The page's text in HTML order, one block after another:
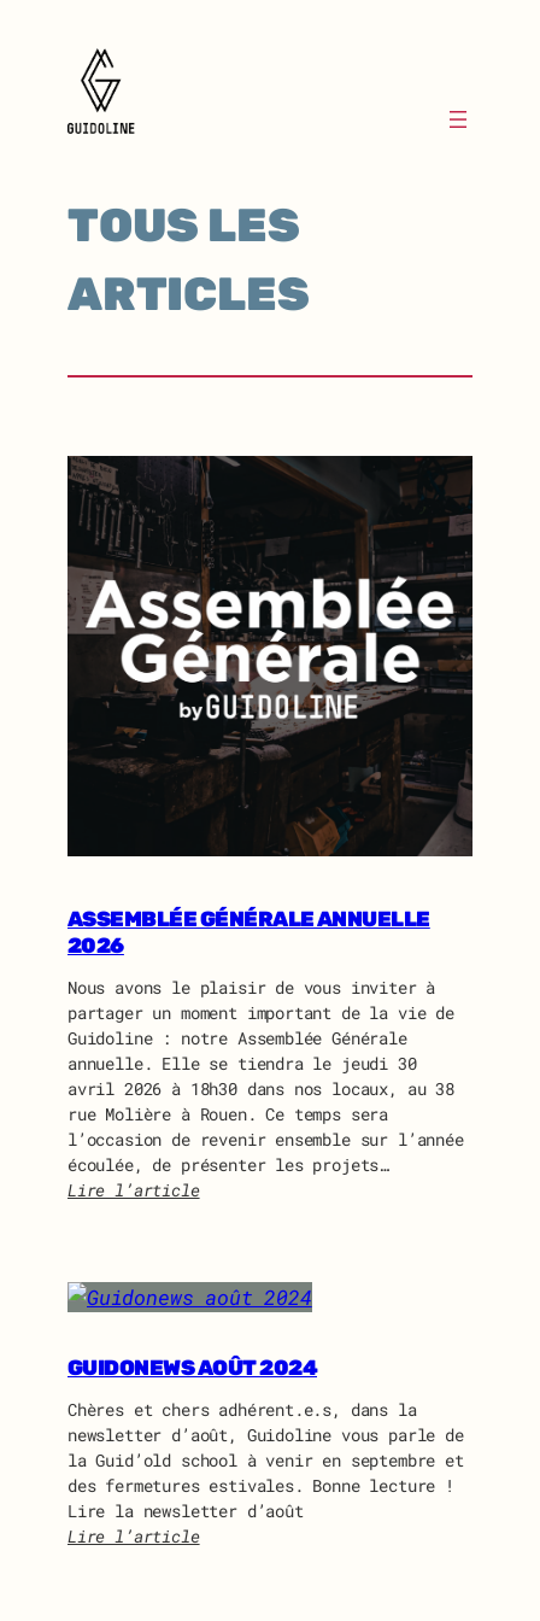
TOUS LES
ARTICLES
ASSEMBLÉE GÉNÉRALE ANNUELLE
2026
Nous avons le plaisir de vous inviter à
partager un moment important de la vie de
Guidoline : notre Assemblée Générale
annuelle. Elle se tiendra le jeudi 30
avril 2026 à 18h30 dans nos locaux, au 38
rue Molière à Rouen. Ce temps sera
l’occasion de revenir ensemble sur l’année
écoulée, de présenter les projets…
Lire l’article
s
e
b
é
e
G
é
n
é
GUIDONEWS AOÛT 2024
Chères et chers adhérent.e.s, dans la
newsletter d’août, Guidoline vous parle de
la Guid’old school à venir en septembre et
des fermetures estivales. Bonne lecture !
Lire la newsletter d’août
Lire l’article